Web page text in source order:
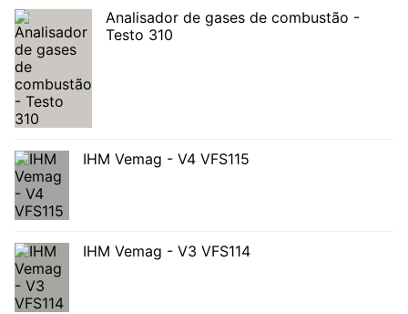
Analisador de gases de combustão -
Testo 310
IHM Vemag - V4 VFS115
IHM Vemag - V3 VFS114